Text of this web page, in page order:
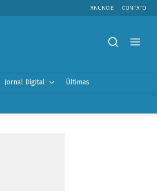
ANUNCIE CONTATO
Jornal Digital Últimas